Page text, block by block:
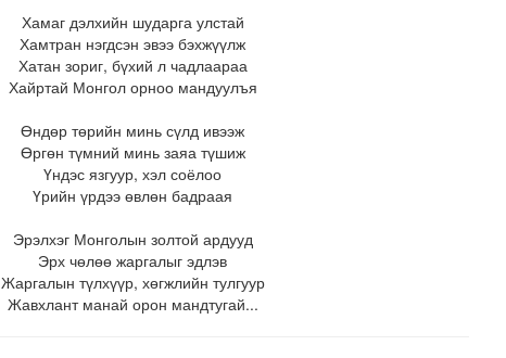
Хамаг дэлхийн шударга улстай
Хамтран нэгдсэн эвээ бэхжүүлж
Хатан зориг, бүхий л чадлаараа
Хайртай Монгол орноо мандуулъя
Өндөр төрийн минь сүлд ивээж
Өргөн түмний минь заяа түшиж
Үндэс язгуур, хэл соёлоо
Үрийн үрдээ өвлөн бадраая
Эрэлхэг Монголын золтой ардууд
Эрх чөлөө жаргалыг эдлэв
Жаргалын түлхүүр, хөгжлийн тулгуур
Жавхлант манай орон мандтугай...